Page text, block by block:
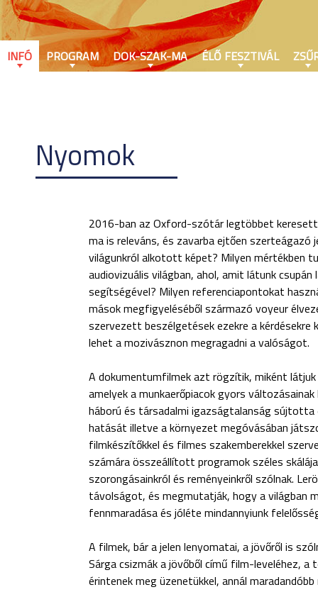
Nyomok
2016-ban az Oxford-szótár legtöbbet
ma is releváns, és zavarba ejtően
világunkról alkotott képet? Milyen mértékben
audiovizuális világban, ahol, amit látunk
segítségével? Milyen referenciapontokat
mások megfigyeléséből származó voyeur
szervezett beszélgetések ezekre a
lehet a mozivásznon megragadni a valóságot.
A dokumentumfilmek azt rögzítik, miként
amelyek a munkaerőpiacok gyors
háború és társadalmi igazságtalanság
hatását illetve a környezet megóvásában
filmkészítőkkel és filmes szakemberekkel
számára összeállított programok széles
szorongásainkról és reményeinkről szólnak.
távolságot, és megmutatják, hogy a világban
fennmaradása és jóléte mindannyiunk
A filmek, bár a jelen lenyomatai, a jövőről is
Sárga csizmák a jövőből című film-leveléhez,
érintenek meg üzenetükkel, annál
INFÓ PROGRAM DOK-SZAK-MA ÉLŐ FESZTIVÁL